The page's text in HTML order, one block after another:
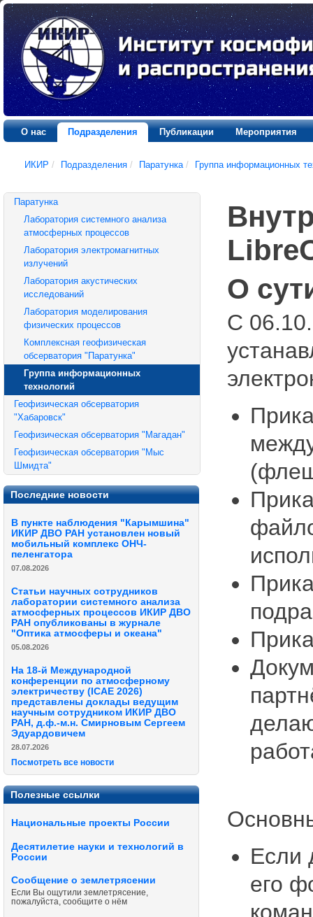
О нас Подразделения Публикации Мероприятия
ИКИР / Подразделения / Паратунка / Группа информационных
Паратунка
Лаборатория системного анализа
атмосферных процессов
Лаборатория электромагнитных
излучений
Лаборатория акустических
исследований
Лаборатория моделирования
физических процессов
Комплексная геофизическая
обсерватория "Паратунка"
Группа информационных
технологий
Геофизическая обсерватория
"Хабаровск"
Геофизическая обсерватория "Магадан"
Геофизическая обсерватория "Мыс
Шмидта"
Последние новости
В пункте наблюдения "Карымшина"
ИКИР ДВО РАН установлен новый
мобильный комплекс ОНЧ-
пеленгатора
07.08.2026
Статьи научных сотрудников
лаборатории системного анализа
атмосферных процессов ИКИР ДВО
РАН опубликованы в журнале
"Оптика атмосферы и океана"
05.08.2026
На 18-й Международной
конференции по атмосферному
электричеству (ICAE 2026)
представлены доклады ведущим
научным сотрудником ИКИР ДВО
РАН, д.ф.-м.н. Смирновым Сергеем
Эдуардовичем
28.07.2026
Посмотреть все новости
Полезные ссылки
Национальные проекты России
Десятилетие науки и технологий в
России
Сообщение о землетрясении
Если Вы ощутили землетрясение,
пожалуйста, сообщите о нём
О
С
Если
его